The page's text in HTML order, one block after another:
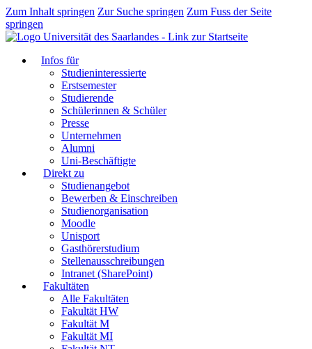
Zum Inhalt springen Zur Suche springen Zum Fuss der Seite
springen
Infos für
Studieninteressierte
Erstsemester
Studierende
Schülerinnen & Schüler
Presse
Unternehmen
Alumni
Uni-Beschäftigte
Direkt zu
Studienangebot
Bewerben & Einschreiben
Studienorganisation
Moodle
Unisport
Gasthörerstudium
Stellenausschreibungen
Intranet (SharePoint)
Fakultäten
Alle Fakultäten
Fakultät HW
Fakultät M
Fakultät MI